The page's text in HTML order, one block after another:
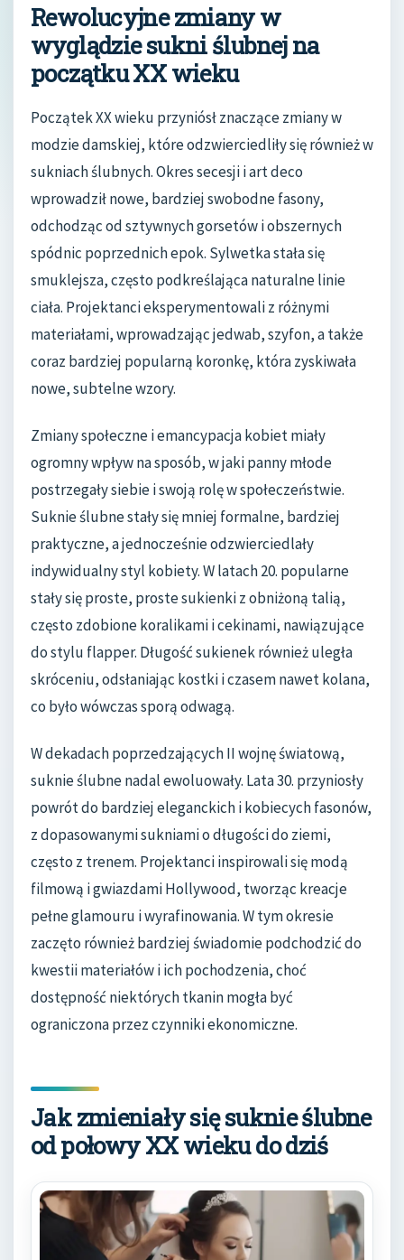
Rewolucyjne zmiany w
wyglądzie sukni ślubnej na
początku XX wieku
Początek XX wieku przyniósł znaczące zmiany w
modzie damskiej, które odzwierciedliły się również w
sukniach ślubnych. Okres secesji i art deco
wprowadził nowe, bardziej swobodne fasony,
odchodząc od sztywnych gorsetów i obszernych
spódnic poprzednich epok. Sylwetka stała się
smuklejsza, często podkreślająca naturalne linie
ciała. Projektanci eksperymentowali z różnymi
materiałami, wprowadzając jedwab, szyfon, a także
coraz bardziej popularną koronkę, która zyskiwała
nowe, subtelne wzory.
Zmiany społeczne i emancypacja kobiet miały
ogromny wpływ na sposób, w jaki panny młode
postrzegały siebie i swoją rolę w społeczeństwie.
Suknie ślubne stały się mniej formalne, bardziej
praktyczne, a jednocześnie odzwierciedlały
indywidualny styl kobiety. W latach 20. popularne
stały się proste, proste sukienki z obniżoną talią,
często zdobione koralikami i cekinami, nawiązujące
do stylu flapper. Długość sukienek również uległa
skróceniu, odsłaniając kostki i czasem nawet kolana,
co było wówczas sporą odwagą.
W dekadach poprzedzających II wojnę światową,
suknie ślubne nadal ewoluowały. Lata 30. przyniosły
powrót do bardziej eleganckich i kobiecych fasonów,
z dopasowanymi sukniami o długości do ziemi,
często z trenem. Projektanci inspirowali się modą
filmową i gwiazdami Hollywood, tworząc kreacje
pełne glamouru i wyrafinowania. W tym okresie
zaczęto również bardziej świadomie podchodzić do
kwestii materiałów i ich pochodzenia, choć
dostępność niektórych tkanin mogła być
ograniczona przez czynniki ekonomiczne.
Jak zmieniały się suknie ślubne
od połowy XX wieku do dziś